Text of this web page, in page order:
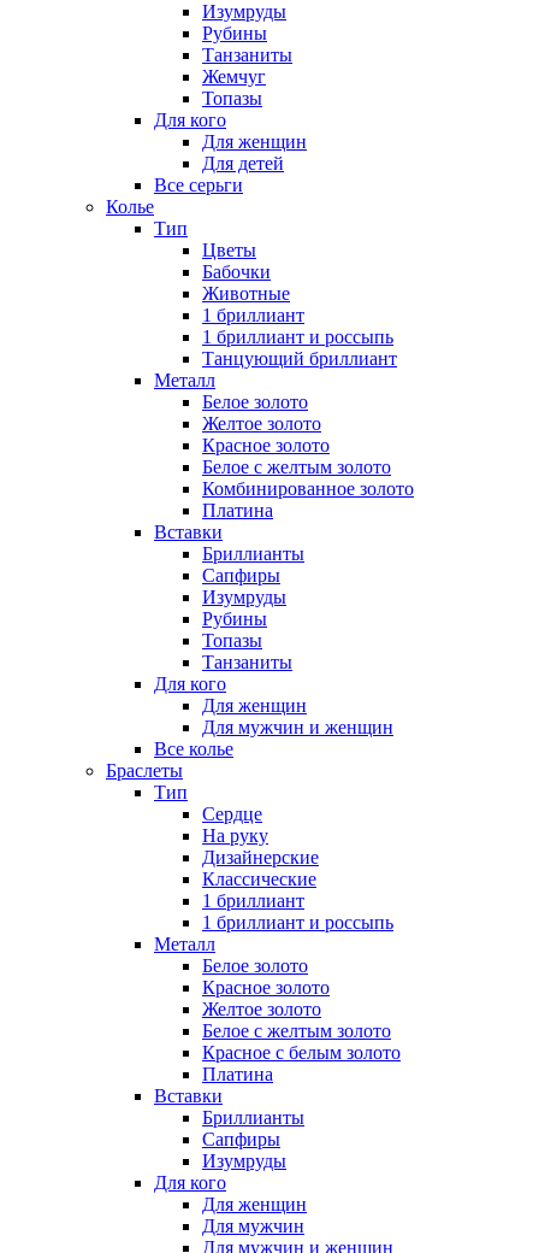
Изумруды
Рубины
Танзаниты
Жемчуг
Топазы
Для кого
Для женщин
Для детей
Все серьги
Колье
Тип
Цветы
Бабочки
Животные
1 бриллиант
1 бриллиант и россыпь
Танцующий бриллиант
Металл
Белое золото
Желтое золото
Красное золото
Белое с желтым золото
Комбинированное золото
Платина
Вставки
Бриллианты
Сапфиры
Изумруды
Рубины
Топазы
Танзаниты
Для кого
Для женщин
Для мужчин и женщин
Все колье
Браслеты
Тип
Сердце
На руку
Дизайнерские
Классические
1 бриллиант
1 бриллиант и россыпь
Металл
Белое золото
Красное золото
Желтое золото
Белое с желтым золото
Красное с белым золото
Платина
Вставки
Бриллианты
Сапфиры
Изумруды
Для кого
Для женщин
Для мужчин
Для мужчин и женщин